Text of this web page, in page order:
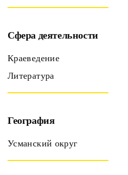
Сфера деятельности
Краеведение
Литература
География
Усманский округ